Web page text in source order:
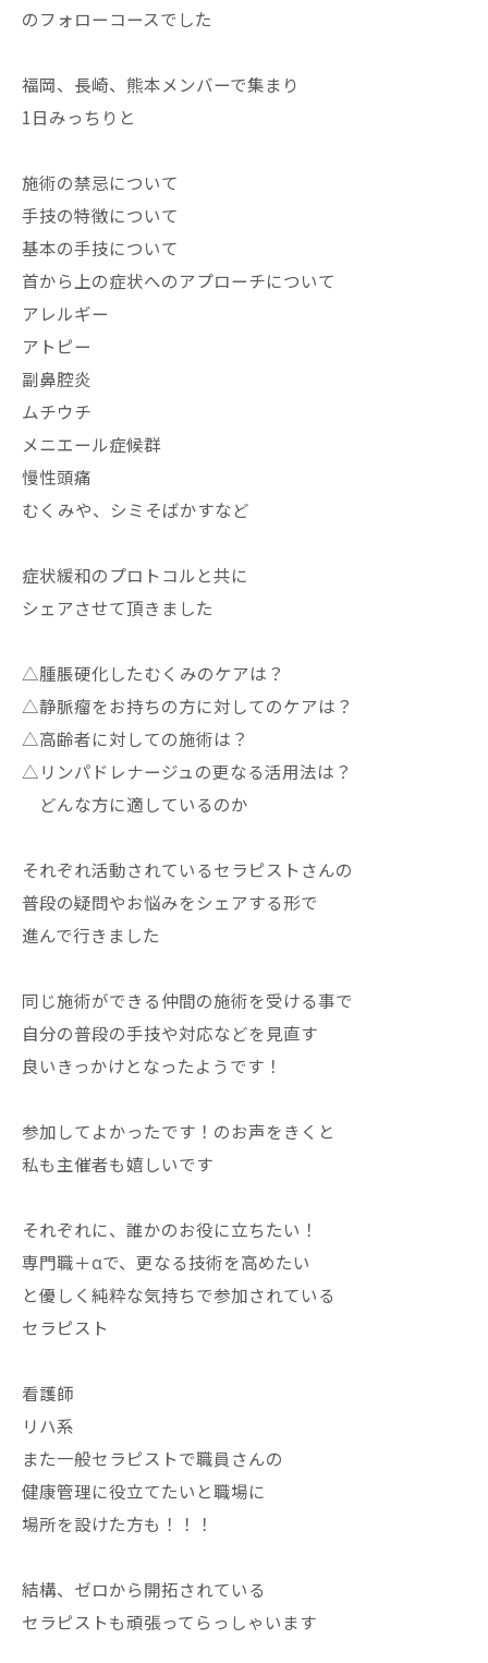
のフォローコースでした
福岡、長崎、熊本メンバーで集まり
1日みっちりと
施術の禁忌について
手技の特徴について
基本の手技について
首から上の症状へのアプローチについて
アレルギー
アトピー
副鼻腔炎
ムチウチ
メニエール症候群
慢性頭痛
むくみや、シミそばかすなど
症状緩和のプロトコルと共に
シェアさせて頂きました
△腫脹硬化したむくみのケアは？
△静脈瘤をお持ちの方に対してのケアは？
△高齢者に対しての施術は？
△リンパドレナージュの更なる活用法は？
どんな方に適しているのか
それぞれ活動されているセラピストさんの
普段の疑問やお悩みをシェアする形で
進んで行きました
同じ施術ができる仲間の施術を受ける事で
自分の普段の手技や対応などを見直す
良いきっかけとなったようです！
参加してよかったです！のお声をきくと
私も主催者も嬉しいです
それぞれに、誰かのお役に立ちたい！
専門職＋αで、更なる技術を高めたい
と優しく純粋な気持ちで参加されている
セラピスト
看護師
リハ系
また一般セラピストで職員さんの
健康管理に役立てたいと職場に
場所を設けた方も！！！
結構、ゼロから開拓されている
セラピストも頑張ってらっしゃいます